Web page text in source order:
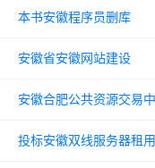
本书安徽程序员删库
安徽省安徽网站建设
安徽合肥公共资源交易
投标安徽双线服务器租用